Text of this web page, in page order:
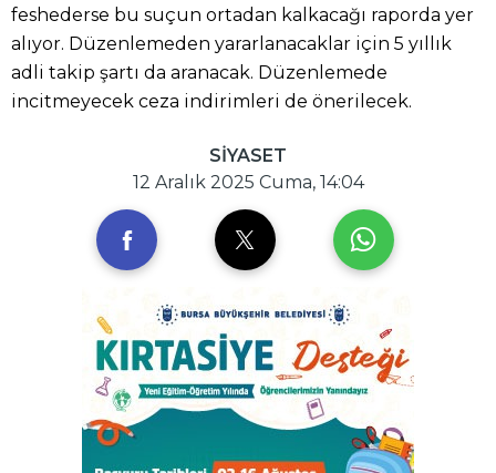
feshederse bu suçun ortadan kalkacağı raporda yer
alıyor. Düzenlemeden yararlanacaklar için 5 yıllık
adli takip şartı da aranacak. Düzenlemede
incitmeyecek ceza indirimleri de önerilecek.
SİYASET
12 Aralık 2025 Cuma, 14:04